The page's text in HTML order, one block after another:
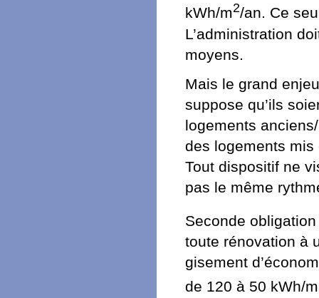
kWh/m2/an. Ce
L’administration
moyens.
Mais le grand
suppose qu’ils
logements
des logements mis
Tout dispositif ne
pas le même
Seconde
toute rénovation à
gisement
de 120 à 50 kWh/m